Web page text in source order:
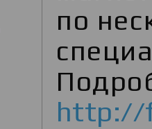
по
http://